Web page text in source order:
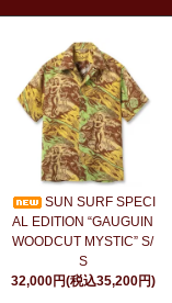
SUN SURF SPECI
AL EDITION “GAUGUIN
WOODCUT MYSTIC” S/
S
32,000円(税込35,200円)